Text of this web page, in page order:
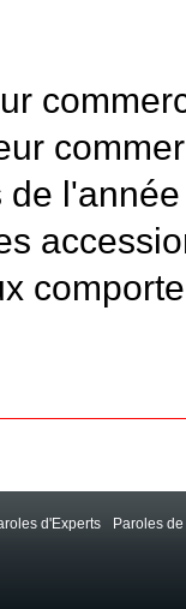
d'Experts Paroles